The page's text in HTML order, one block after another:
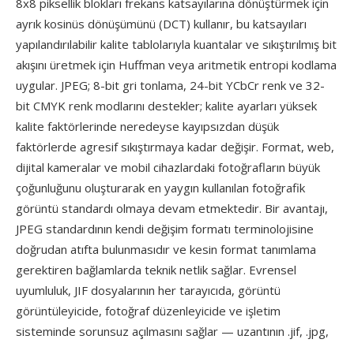
8x8 piksellik blokları frekans katsayılarına dönüştürmek için
ayrık kosinüs dönüşümünü (DCT) kullanır, bu katsayıları
yapılandırılabilir kalite tablolarıyla kuantalar ve sıkıştırılmış bit
akışını üretmek için Huffman veya aritmetik entropi kodlama
uygular. JPEG; 8-bit gri tonlama, 24-bit YCbCr renk ve 32-
bit CMYK renk modlarını destekler; kalite ayarları yüksek
kalite faktörlerinde neredeyse kayıpsızdan düşük
faktörlerde agresif sıkıştırmaya kadar değişir. Format, web,
dijital kameralar ve mobil cihazlardaki fotoğrafların büyük
çoğunluğunu oluşturarak en yaygın kullanılan fotoğrafik
görüntü standardı olmaya devam etmektedir. Bir avantajı,
JPEG standardının kendi değişim formatı terminolojisine
doğrudan atıfta bulunmasıdır ve kesin format tanımlama
gerektiren bağlamlarda teknik netlik sağlar. Evrensel
uyumluluk, JIF dosyalarının her tarayıcıda, görüntü
görüntüleyicide, fotoğraf düzenleyicide ve işletim
sisteminde sorunsuz açılmasını sağlar — uzantının .jif, .jpg,